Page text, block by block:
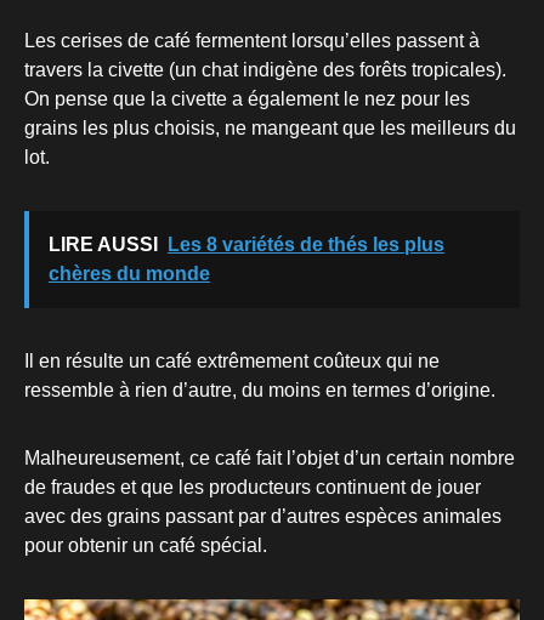
Les cerises de café fermentent lorsqu’elles passent à
travers la civette (un chat indigène des forêts tropicales).
On pense que la civette a également le nez pour les
grains les plus choisis, ne mangeant que les meilleurs du
lot.
LIRE AUSSI
Les 8 variétés de thés les plus
chères du monde
Il en résulte un café extrêmement coûteux qui ne
ressemble à rien d’autre, du moins en termes d’origine.
Malheureusement, ce café fait l’objet d’un certain nombre
de fraudes et que les producteurs continuent de jouer
avec des grains passant par d’autres espèces animales
pour obtenir un café spécial.